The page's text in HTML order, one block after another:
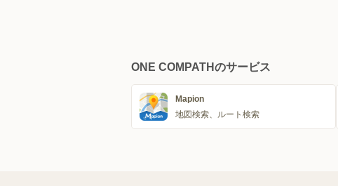
ONE COMPATHのサービス
Mapion
地図検索、ルート検索